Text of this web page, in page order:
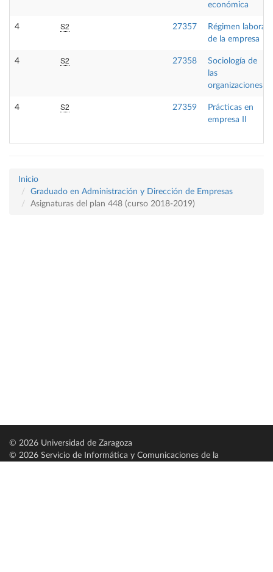
económica
4 S2 27357
Régimen laboral
de la empresa
4 S2 27358
Sociología de
las
organizaciones
4 S2 27359
Prácticas en
empresa II
Inicio
Graduado en Administración y Dirección de Empresas
Asignaturas del plan 448 (curso 2018-2019)
© 2026 Universidad de Zaragoza
© 2026 Servicio de Informática y Comunicaciones de la